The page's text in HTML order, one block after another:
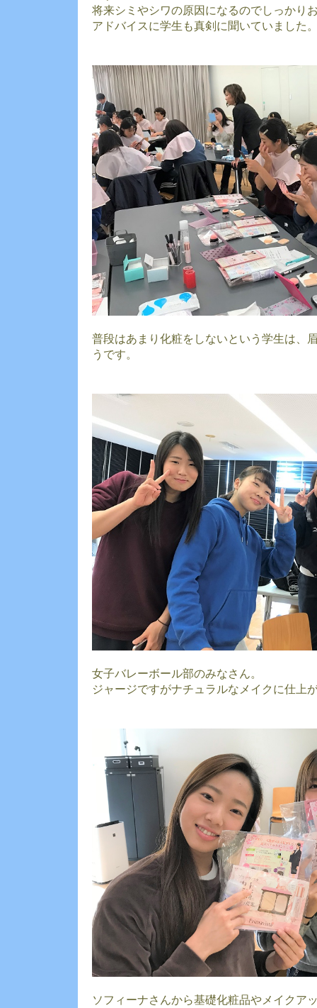
将来シミやシワの原因になるのでしっかり
アドバイスに学生も真剣に聞いていました
普段はあまり化粧をしないという学生は、
うです。
女子バレーボール部のみなさん。
ジャージですがナチュラルなメイクに仕上
ソフィーナさんから基礎化粧品やメイクア